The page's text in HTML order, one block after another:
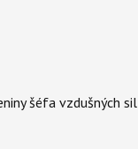
šéfa vzdušných sil